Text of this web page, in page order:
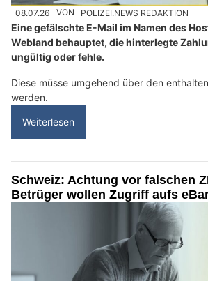
08.07.26 VON POLIZEI.NEWS REDAKTION
Eine gefälschte E-Mail im Namen des
Webland behauptet, die hinterlegte
ungültig oder fehle.
Diese müsse umgehend über den
werden.
Weiterlesen
Schweiz: Achtung vor falschen
Betrüger wollen Zugriff aufs